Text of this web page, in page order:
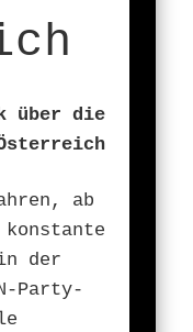
über die
ab
der
Party-